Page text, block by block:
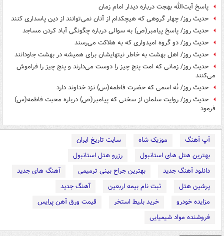
پاسخ آیت‌الله بهجت درباره دیدار امام زمان
حدیث روز/ چهار گروهی که هیچکدام از آنان نمی‌توانند از دین پاسداری کنند
حدیث روز/ پاسخ پیامبر(ص) به سوالی درباره چگونگی آباد کردن مساجد
حدیث روز/ دو گروه امیدواری که به هلاکت می‌رسند
حدیث روز/ اهل بهشت به خاطر نیتهایشان برای همیشه در بهشت جاودانند
حدیث روز/ زمانی که امت پنج چيز را دوست می‌دارند و پنج چيز را فراموش
می‌كنند
حدیث روز/ نُه اسمی که حضرت فاطمه(س) نزد خداوند دارد
حدیث روز/ روایت سلمان از سخنی که پیامبر(ص) درباره محبت فاطمه(س)
فرمود
آپ آهنگ موزیک شاه
سایت تاریخ ایران
بهترین هتل های استانبول
رزرو هتل استانبول
دانلود آهنگ جدید
بهترین جراح بینی ترمیمی
آهنگ های جدید
پرشین هتل
ثبت نام بیمه اربعین
آهنگ جدید
مزایده خودرو
خرید بلیط استخر
قیمت ورق آهن پرایس
فروشنده مواد شیمیایی